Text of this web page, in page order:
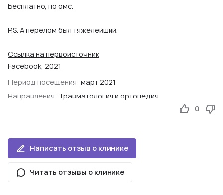
Бесплатно, по омс.
P.S. А перелом был тяжелейший.
Ссылка на первоисточник
Facebook, 2021
Период посещения: март 2021
Направления: Травматология и ортопедия
0
Написать отзыв о клинике
Читать отзывы о клинике